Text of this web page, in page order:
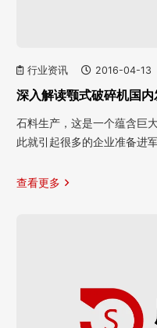
行业资讯 2016-04-13
深入解读颚式破碎机国
石料生产，这是一个蕴含巨
此就引起很多的企业准备进
查看更多